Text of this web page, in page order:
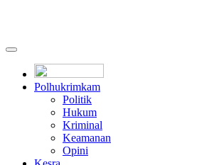
Polhukrimkam
Politik
Hukum
Kriminal
Keamanan
Opini